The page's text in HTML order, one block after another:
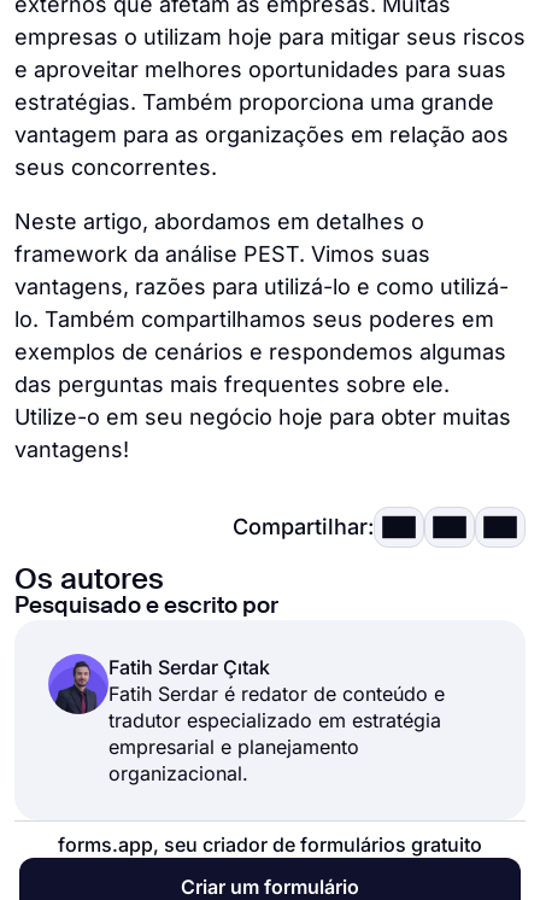
as empresas ainda hoje a utilizam como
ferramenta estratégica.
exemplos de factores analisados na análise
PESTLE, tais como
estabilidade do governo e políticas
fiscais (políticos),
(económicos),
tendências demográficas e atitudes
culturais (sócio-culturais)
avanços tecnológicos e investigação e
desenvolvimento (tecnológicos),
regulamentação da proteção dos
alterações climáticas e regulamentação
ambiental (ambiental).
empresas o utilizam hoje para mitigar seus riscos
e aproveitar melhores oportunidades para suas
estratégias. Também proporciona uma grande
vantagem para as organizações em relação aos
seus concorrentes.
Neste artigo, abordamos em detalhes o
framework da análise PEST. Vimos suas
vantagens, razões para utilizá-lo e como utilizá-
lo. Também compartilhamos seus poderes em
exemplos de cenários e respondemos algumas
das perguntas mais frequentes sobre ele.
Utilize-o em seu negócio hoje para obter muitas
vantagens!
Compartilhar:
Os autores
Pesquisado e escrito por
Fatih Serdar Çıtak
Fatih Serdar é redator de conteúdo e
tradutor especializado em estratégia
empresarial e planejamento
organizacional.
forms.app, seu criador de formulários gratuito
Criar um formulário